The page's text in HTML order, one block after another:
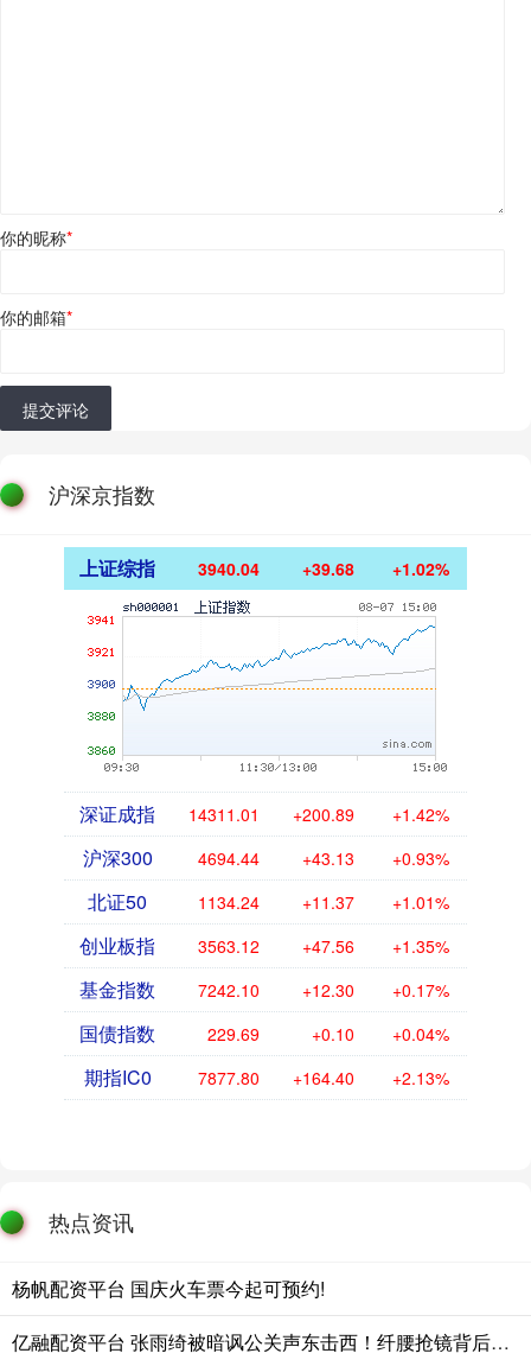
你的昵称*
你的邮箱*
提交评论
沪深京指数
上证综指 3940.04 +39.68 +1.02%
深证成指 14311.01 +200.89 +1.42%
沪深300 4694.44 +43.13 +0.93%
北证50 1134.24 +11.37 +1.01%
创业板指 3563.12 +47.56 +1.35%
基金指数 7242.10 +12.30 +0.17%
国债指数 229.69 +0.10 +0.04%
期指IC0 7877.80 +164.40 +2.13%
热点资讯
杨帆配资平台 国庆火车票今起可预约!
亿融配资平台 张雨绮被暗讽公关声东击西！纤腰抢镜背后，最离谱的细节藏不住了